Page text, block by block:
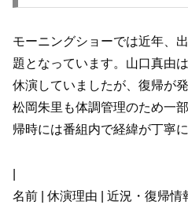
モーニングショーでは近年、
題となっています。山口真由
休演していましたが、復帰が
松岡朱里も体調管理のため一
帰時には番組内で経緯が丁寧
名前 | 休演理由 | 近況・復帰情